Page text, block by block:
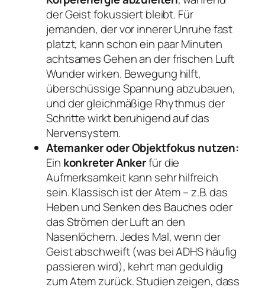
der Geist fokussiert bleibt. Für
jemanden, der vor innerer Unruhe fast
platzt, kann schon ein paar Minuten
achtsames Gehen an der frischen Luft
Wunder wirken. Bewegung hilft,
überschüssige Spannung abzubauen,
und der gleichmäßige Rhythmus der
Schritte wirkt beruhigend auf das
Nervensystem.
Atemanker oder Objektfokus nutzen:
Ein konkreter Ankerfür die
Aufmerksamkeit kann sehr hilfreich
sein. Klassisch ist der Atem – z.B. das
Heben und Senken des Bauches oder
das Strömen der Luft an den
Nasenlöchern. Jedes Mal, wenn der
Geist abschweift (was bei ADHS häufig
passieren wird), kehrt man geduldig
zum Atem zurück. Studien zeigen, dass